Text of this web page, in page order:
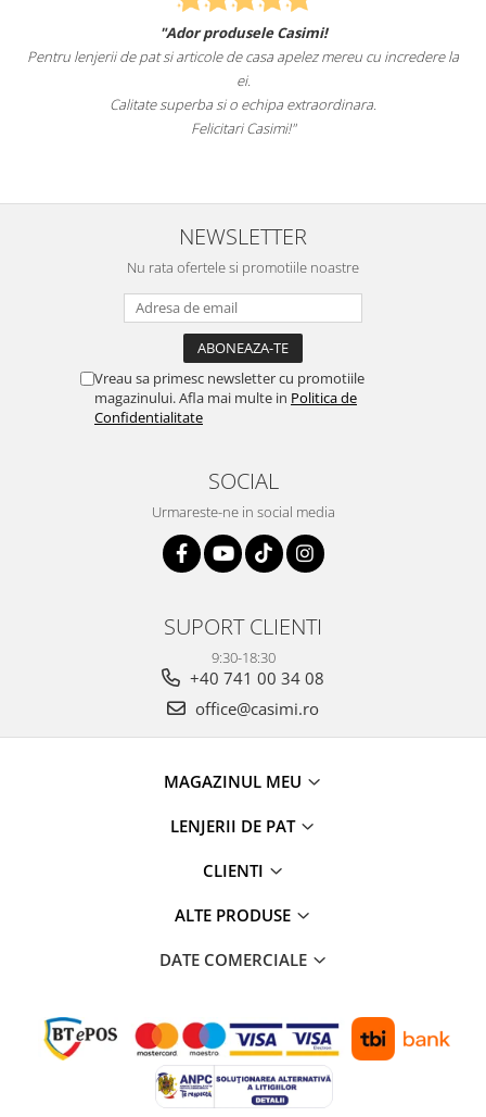
"Ador produsele Casimi!
Pentru lenjerii de pat si articole de casa apelez mereu cu incredere la
ei.
Calitate superba si o echipa extraordinara.
Felicitari Casimi!"
NEWSLETTER
Nu rata ofertele si promotiile noastre
Vreau sa primesc newsletter cu promotiile
magazinului. Afla mai multe in Politica de
Confidentialitate
SOCIAL
Urmareste-ne in social media
SUPORT CLIENTI
9:30-18:30
+40 741 00 34 08
office@casimi.ro
MAGAZINUL MEU
LENJERII DE PAT
CLIENTI
ALTE PRODUSE
DATE COMERCIALE